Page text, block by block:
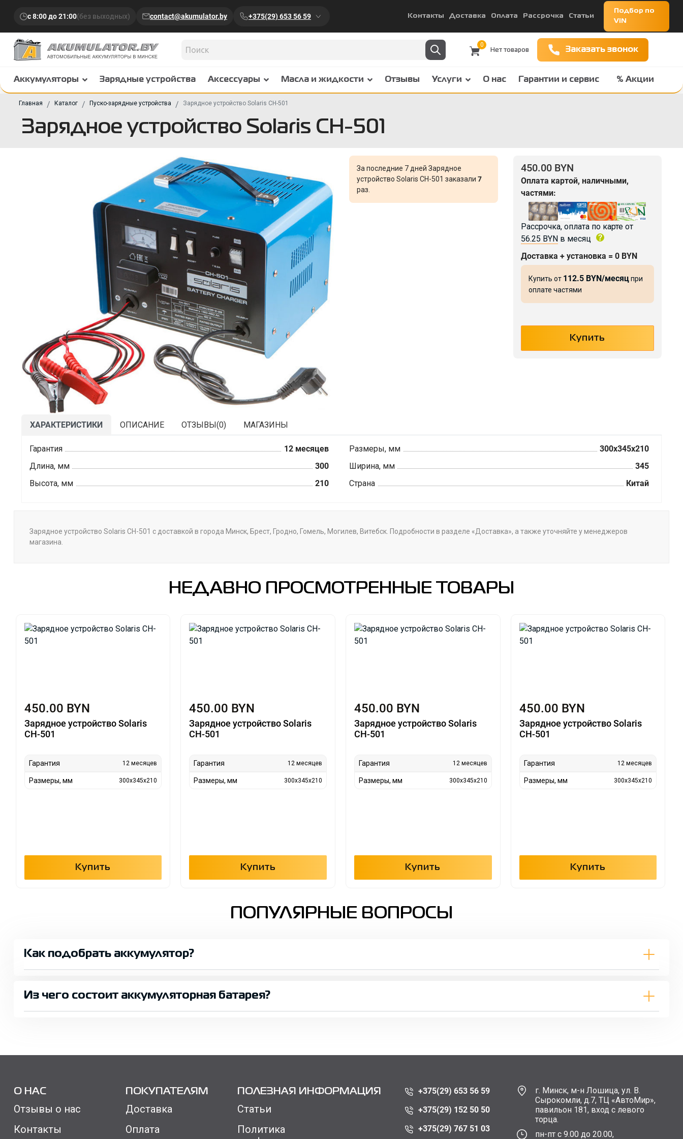
с 8:00 до 21:00(без выходных) contact@akumulator.by +375(29) 653 56 59 Контакты Доставка Оплата Рассрочка Статьи
Подбор по
VIN
0
Заказать звонок
Аккумуляторы Зарядные устройства Аксессуары Масла и жидкости Отзывы Услуги О нас Гарантии и сервис % Акции
Главная Каталог Пуско-зарядные устройства Зарядное устройство Solaris CH-501
Зарядное устройство Solaris CH-501
За последние 7 дней Зарядное
устройство Solaris CH-501 заказали 7
раз.
450.00 BYN
Оплата картой, наличными,
частями:
Рассрочка, оплата по карте от
56.25 BYNв месяц
Доставка + установка = 0 BYN
Купить от 112.5 BYN/месяцпри
оплате частями
ХАРАКТЕРИСТИКИ ОПИСАНИЕ ОТЗЫВЫ(0) МАГАЗИНЫ
Гарантия 12 месяцев Размеры, мм
300x345x210
Длина, мм
300 Ширина, мм
345
Высота, мм
210 Страна Китай
Зарядное устройство Solaris CH-501 с доставкой в города Минск, Брест, Гродно, Гомель, Могилев, Витебск. Подробности в разделе «Доставка», а также уточняйте у менеджеров
магазина.
НЕДАВНО ПРОСМОТРЕННЫЕ ТОВАРЫ
450.00 BYN
Зарядное устройство Solaris
CH-501
Гарантия 12 месяцев
Размеры, мм 300x345x210
Купить
450.00 BYN
Зарядное устройство Solaris
CH-501
Гарантия 12 месяцев
Размеры, мм 300x345x210
Купить
450.00 BYN
Зарядное устройство Solaris
CH-501
Гарантия 12 месяцев
Размеры, мм 300x345x210
Купить
450.00 BYN
Зарядное устройство Solaris
CH-501
Гарантия 12 месяцев
Размеры, мм 300x345x210
Купить
ПОПУЛЯРНЫЕ ВОПРОСЫ
Как подобрать аккумулятор?
Из чего состоит аккумуляторная батарея?
О НАС
Отзывы о нас
Контакты
ПОКУПАТЕЛЯМ
Доставка
Оплата
ПОЛЕЗНАЯ ИНФОРМАЦИЯ
Статьи
Политика
+375(29) 653 56 59
+375(29) 152 50 50
+375(29) 767 51 03
г. Минск, м-н Лошица, ул. В.
Сырокомли, д.7, ТЦ «АвтоМир»,
павильон 181, вход с левого
торца.
пн-пт с 9.00 до 20.00,